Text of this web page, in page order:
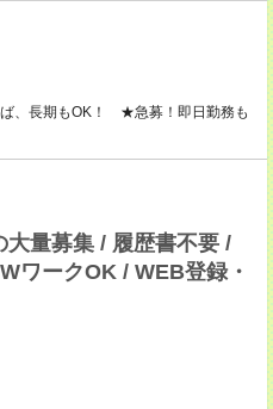
、長期もOK！ ★急募！即日勤務も
量募集 / 履歴書不要 /
ワークOK / WEB登録・